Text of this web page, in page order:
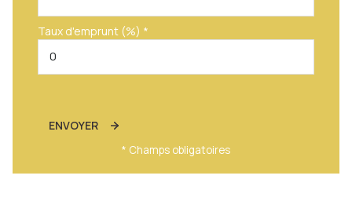
Taux d'emprunt (%) *
ENVOYER
* Champs obligatoires